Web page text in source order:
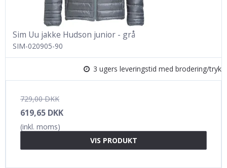
Sim Uu jakke Hudson junior - grå
SIM-020905-90
3 ugers leveringstid med brodering/tryk
729,00 DKK
619,65 DKK
(inkl. moms)
VIS PRODUKT